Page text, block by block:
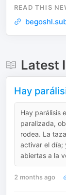
READ THIS
Latest
Hay
Hay parálisis
paralizada,
rodea. La
activar el día;
abiertas a la
2 months ago